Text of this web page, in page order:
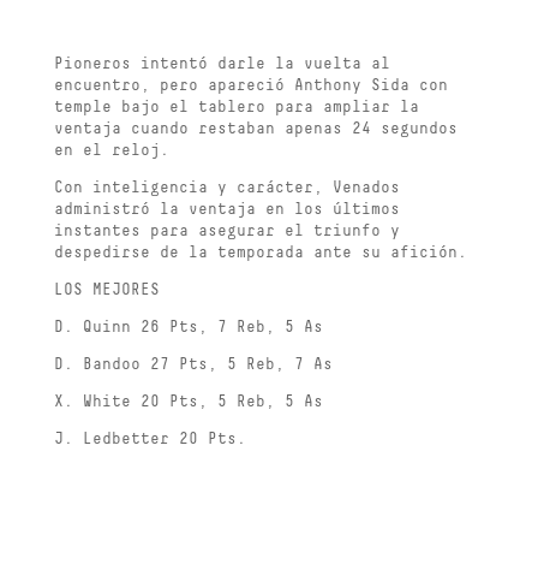
Pioneros intentó darle la vuelta al
encuentro, pero apareció Anthony Sida con
temple bajo el tablero para ampliar la
ventaja cuando restaban apenas 24 segundos
en el reloj.
Con inteligencia y carácter, Venados
administró la ventaja en los últimos
instantes para asegurar el triunfo y
despedirse de la temporada ante su afición.
LOS MEJORES
D. Quinn 26 Pts, 7 Reb, 5 As
D. Bandoo 27 Pts, 5 Reb, 7 As
X. White 20 Pts, 5 Reb, 5 As
J. Ledbetter 20 Pts.